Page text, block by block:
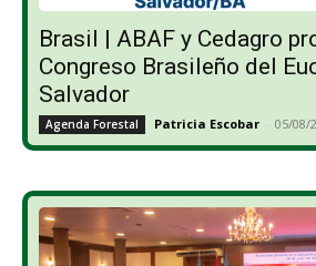
Brasil | ABAF y Cedagro
Congreso Brasileño del
Salvador
Agenda Forestal Patricia Escobar - 05/08/